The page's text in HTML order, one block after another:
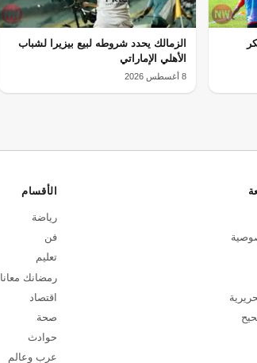
الزمالك يحدد شروطه لبيع بيزيرا لشباب
الأهلي الإماراتي
8 أغسطس 2026
الأقسام
رياضة
فن
تعليم
رمضانك معانا
اقتصاد
صحة
حوادث
عرب وعالم